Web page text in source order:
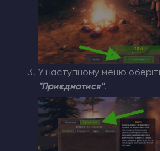
У наступному меню
"Приєднатися".